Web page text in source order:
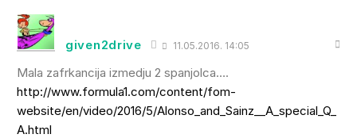
given2drive 11.05.2016. 14:05
Mala zafrkancija izmedju 2 spanjolca….
http://www.formula1.com/content/fom-
website/en/video/2016/5/Alonso_and_Sainz__A_special_Q_
A.html